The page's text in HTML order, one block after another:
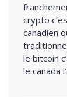
crypto
canadien
le bitcoin
le canada